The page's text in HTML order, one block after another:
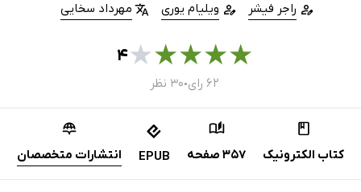
راجر فیشر ویلیام یوری مهرداد سخایی
★
★
★
★
★۴
۶۲ رای ● ۳۰ نظر
کتاب الکترونیک 357 صفحه EPUB انتشارات متخصصان